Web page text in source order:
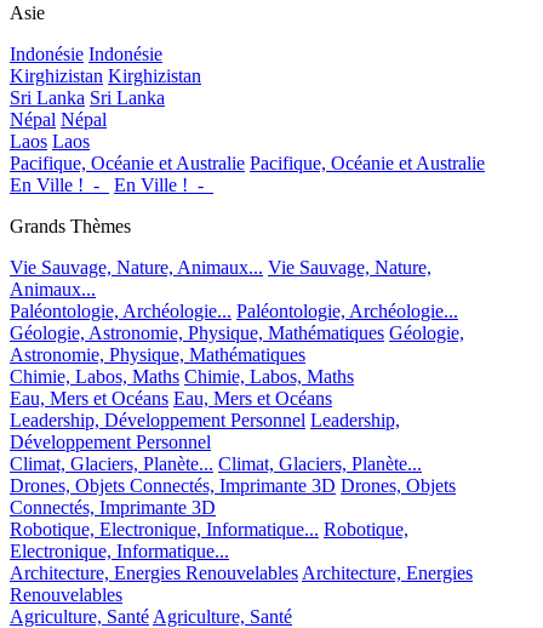
Asie
Indonésie Indonésie
Kirghizistan Kirghizistan
Sri Lanka Sri Lanka
Népal Népal
Laos Laos
Pacifique, Océanie et Australie Pacifique, Océanie et Australie
En Ville !_-_
En Ville !_-_
Grands Thèmes
Vie Sauvage, Nature, Animaux... Vie Sauvage, Nature,
Animaux...
Paléontologie, Archéologie... Paléontologie, Archéologie...
Géologie, Astronomie, Physique, Mathématiques Géologie,
Astronomie, Physique, Mathématiques
Chimie, Labos, Maths Chimie, Labos, Maths
Eau, Mers et Océans Eau, Mers et Océans
Leadership, Développement Personnel Leadership,
Développement Personnel
Climat, Glaciers, Planète... Climat, Glaciers, Planète...
Drones, Objets Connectés, Imprimante 3D Drones, Objets
Connectés, Imprimante 3D
Robotique, Electronique, Informatique... Robotique,
Electronique, Informatique...
Architecture, Energies Renouvelables Architecture, Energies
Renouvelables
Agriculture, Santé Agriculture, Santé